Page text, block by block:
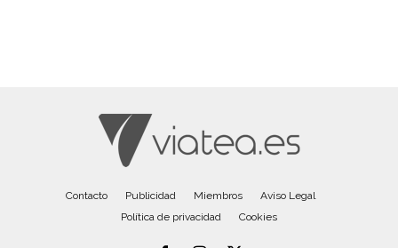
Contacto Publicidad Miembros
Aviso Legal
Política de privacidad
Cookies